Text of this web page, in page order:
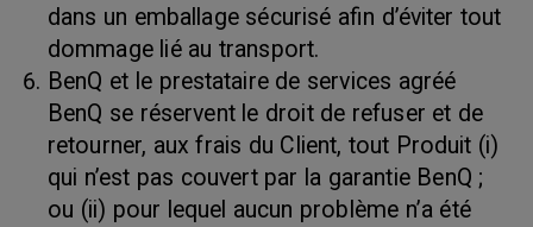
dans un emballage sécurisé afin d’éviter tout
dommage lié au transport.
BenQ et le prestataire de services agréé
BenQ se réservent le droit de refuser et de
retourner, aux frais du Client, tout Produit (i)
qui n’est pas couvert par la garantie BenQ ;
ou (ii) pour lequel aucun problème n’a été